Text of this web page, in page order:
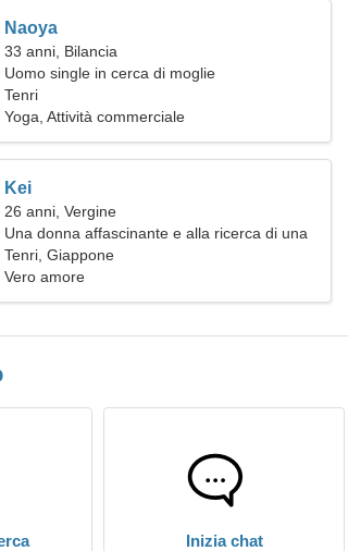
Naoya
33 anni, Bilancia
Uomo single in cerca di moglie
Tenri
Yoga, Attività commerciale
Kei
26 anni, Vergine
Una donna affascinante e alla ricerca di una
relazione seria
Tenri, Giappone
Vero amore
Inizia chat